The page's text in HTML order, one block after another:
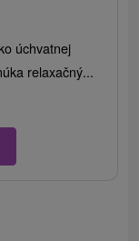
úchvatnej
relaxačný...